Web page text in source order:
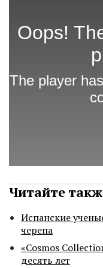
Читайте
Испанские
черепа
«Cosmos
десять лет